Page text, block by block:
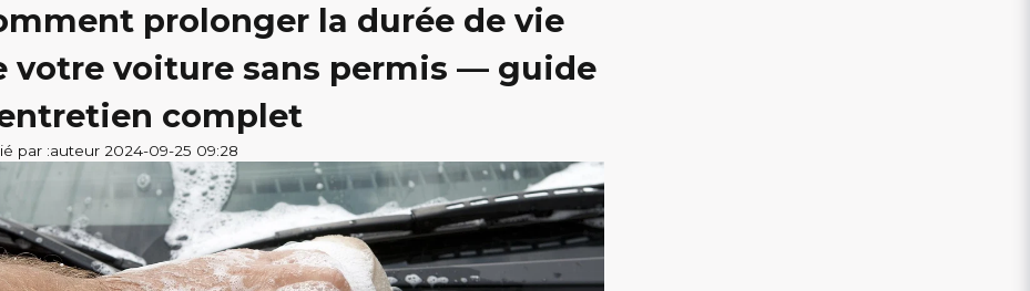
prolonger la durée de vie
votre voiture sans permis — guide
complet
par :auteur 2024-09-25 09:28